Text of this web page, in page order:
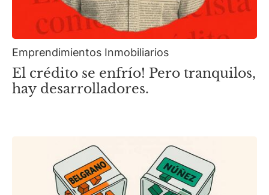
Emprendimientos Inmobiliarios
El crédito se enfrío! Pero tranquilos,
hay desarrolladores.